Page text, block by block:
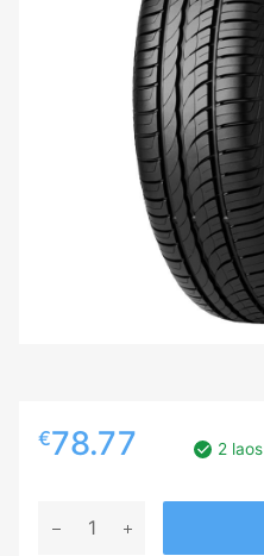
€78.77 2 laos
PIRELLI